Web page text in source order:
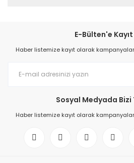
E-Bülten'e
Haber listemize kayıt olarak
Sosyal Medyada Bizi
Haber listemize kayıt olarak